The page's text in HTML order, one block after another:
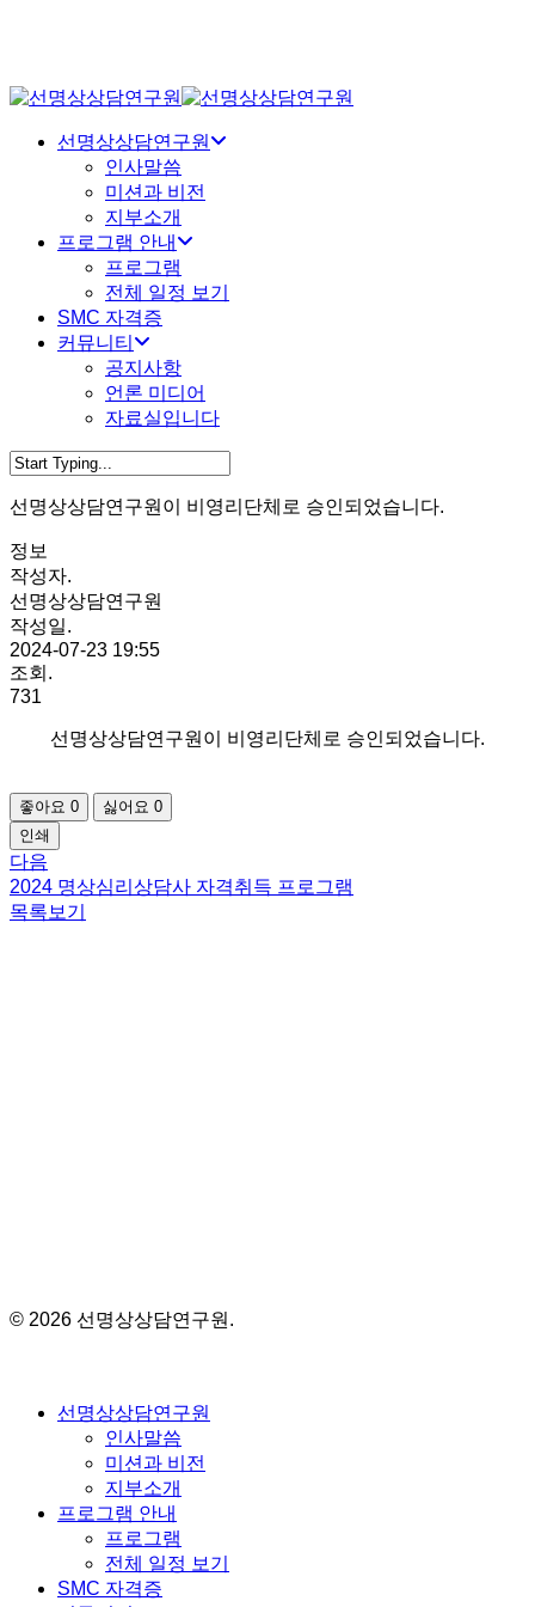
content
Menu
선명상상담연구원
인사말씀
미션과 비전
지부소개
프로그램 안내
프로그램
전체 일정 보기
SMC 자격증
커뮤니티
공지사항
언론 미디어
자료실입니다
Search
선명상상담연구원이 비영리단체로 승인되었습니다.
정보
작성자.
선명상상담연구원
작성일.
2024-07-23 19:55
조회.
731
선명상상담연구원이 비영리단체로 승인되었습니다.
좋아요 0 싫어요 0
인쇄
다음
2024 명상심리상담사 자격취득 프로그램
목록보기
© 2026 선명상상담연구원.
Close 선명상상담연구원
인사말씀
미션과 비전
지부소개
프로그램 안내
프로그램
전체 일정 보기
SMC 자격증